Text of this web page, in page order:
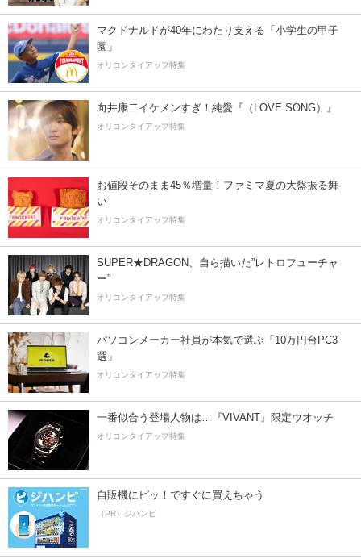
マクドナルドが40年にわたり支える「小学生の甲子
園」
オリコンタイアップ特集
向井康二イケメンすぎ！純愛『（LOVE SONG）』
オリコンタイアップ特集
お値段そのまま45％増量！ファミマ夏の大盤振る舞
い
オリコンタイアップ特集
SUPER★DRAGON、自ら描いた”レトロフューチャ
ー”
オリコンタイアップ特集
パソコンメーカー社員が本気で選ぶ「10万円台PC3
選」
オリコンタイアップ特集
一番似合う登場人物は…『VIVANT』限定ウオッチ
オリコンタイアップ特集
自販機にピッ！ですぐに買えちゃう
（PR）ジハンピ